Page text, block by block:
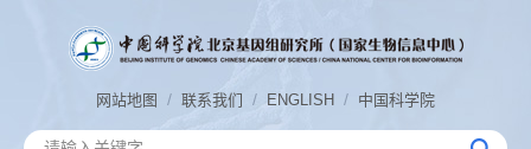
网站地图 / 联系我们 / ENGLISH / 中国科学院